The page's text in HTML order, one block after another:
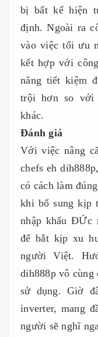
bị bất kể hiện
định. Ngoài ra
vào việc tối ưu
kết hợp với
năng tiết kiệm
trội hơn so với
khác.
Đánh giá
Với việc nâng
chefs eh
có cách làm
khi bổ sung kịp
nhập khẩu ĐỨc
để bắt kịp xu
người Việt.
dih888p vô
sử dụng. Giờ
inverter, mang
người sẽ nghĩ